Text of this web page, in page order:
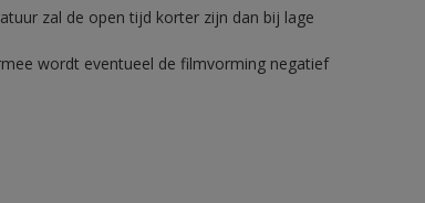
zal de open tijd korter zijn dan bij lage
wordt eventueel de filmvorming negatief